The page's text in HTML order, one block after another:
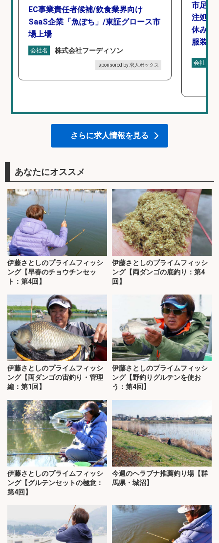
EC事業責任者候補/飲食業界向け
SaaS企業「魚ぽち」/東証グロース市
場上場
会社名 株式会社フーディソン
sponsored by 求人ボックス
市足高
注処理
休み・
服装髪
会社名
さらに求人情報を見る
あなたにオススメ
伊藤さとしのプライムフィッシ
ング【早春のチョウチンセッ
ト：第4回】
伊藤さとしのプライムフィッシ
ング【両ダンゴの底釣り：第4
回】
伊藤さとしのプライムフィッシ
ング【両ダンゴの宙釣り・管理
編：第1回】
伊藤さとしのプライムフィッシ
ング【野釣りグルテンを使お
う：第4回】
伊藤さとしのプライムフィッシ
ング【グルテンセットの極意：
第4回】
今週のヘラブナ推薦釣り場【群
馬県・城沼】